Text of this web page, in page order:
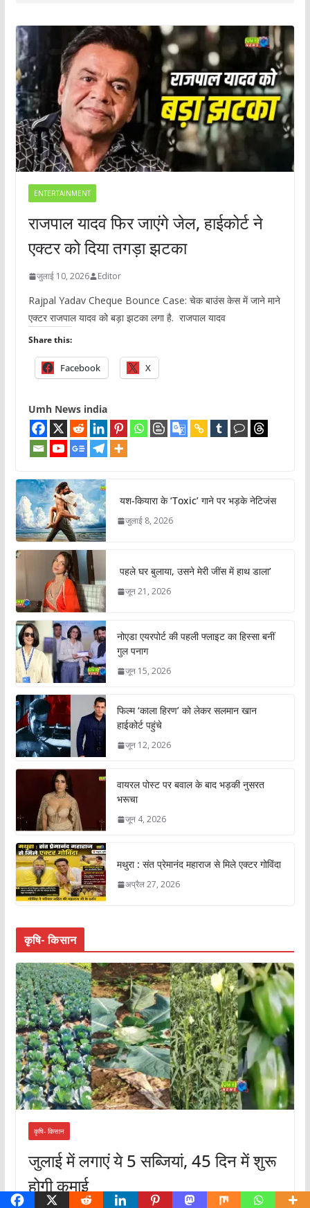
ENTERTAINMENT
राजपाल यादव फिर जाएंगे जेल, हाईकोर्ट ने
एक्टर को दिया तगड़ा झटका
जुलाई 10, 2026 Editor
Rajpal Yadav Cheque Bounce Case: चेक बाउंस केस में जाने माने
एक्टर राजपाल यादव को बड़ा झटका लगा है. राजपाल यादव
Share this:
Facebook X
Umh News india
यश-कियारा के ‘Toxic’ गाने पर भड़के नेटिजंस
जुलाई 8, 2026
पहले घर बुलाया, उसने मेरी जींस में हाथ डाला’
जून 21, 2026
नोएडा एयरपोर्ट की पहली फ्लाइट का हिस्सा बनीं
गुल पनाग
जून 15, 2026
फिल्म ‘काला हिरण’ को लेकर सलमान खान
हाईकोर्ट पहुंचे
जून 12, 2026
वायरल पोस्ट पर बवाल के बाद भड़की नुसरत
भरूचा
जून 4, 2026
मथुरा : संत प्रेमानंद महाराज से मिले एक्टर गोविंदा
अप्रैल 27, 2026
कृषि- किसान
कृषि- किसान
जुलाई में लगाएं ये 5 सब्जियां, 45 दिन में शुरू
होगी कमाई